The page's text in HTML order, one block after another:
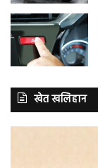
खेत खलिहान